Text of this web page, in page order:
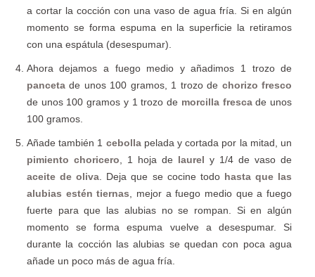
a cortar la cocción con una vaso de agua fría. Si en algún
momento se forma espuma en la superficie la retiramos
con una espátula (desespumar).
Ahora dejamos a fuego medio y añadimos 1 trozo de
pancetade unos 100 gramos, 1 trozo de chorizo fresco
de unos 100 gramos y 1 trozo de morcilla frescade unos
100 gramos.
Añade también 1 cebollapelada y cortada por la mitad, un
pimiento choricero , 1 hoja de laurel y 1/4 de vaso de
aceite de oliva . Deja que se cocine todo hasta que las
alubias estén tiernas , mejor a fuego medio que a fuego
fuerte para que las alubias no se rompan. Si en algún
momento se forma espuma vuelve a desespumar. Si
durante la cocción las alubias se quedan con poca agua
añade un poco más de agua fría.